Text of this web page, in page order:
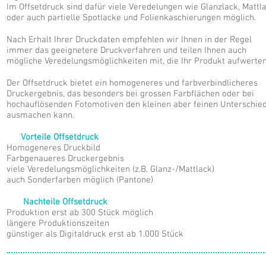
Im Offsetdruck sind dafür viele Veredelungen wie Glanzlack,
oder auch partielle Spotlacke und Folienkaschierungen möglich.
Nach Erhalt Ihrer Druckdaten empfehlen wir Ihnen in der Regel
immer das geeignetere Druckverfahren und teilen Ihnen auch
mögliche Veredelungsmöglichkeiten mit, die Ihr Produkt
Der Offsetdruck bietet ein homogeneres und farbverbindlicheres
Druckergebnis, das besonders bei grossen Farbflächen oder bei
hochauflösenden Fotomotiven den kleinen aber feinen
ausmachen kann.
Vorteile Offsetdruck
Homogeneres Druckbild
Farbgenaueres Druckergebnis
viele Veredelungsmöglichkeiten (z.B. Glanz-/Mattlack)
auch Sonderfarben möglich (Pantone)
Nachteile Offsetdruck
Produktion erst ab 300 Stück möglich
längere Produktionszeiten
günstiger als Digitaldruck erst ab 1.000 Stück